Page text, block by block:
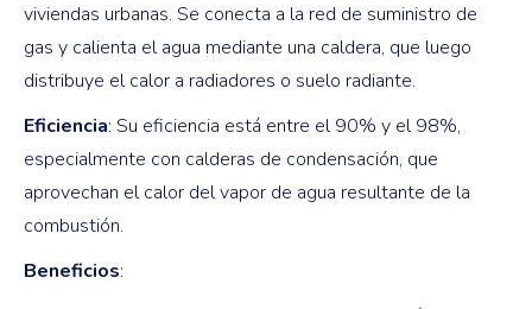
viviendas urbanas. Se conecta a la red de suministro de
gas y calienta el agua mediante una caldera, que luego
distribuye el calor a radiadores o suelo radiante.
Eficiencia: Su eficiencia está entre el 90% y el 98%,
especialmente con calderas de condensación, que
aprovechan el calor del vapor de agua resultante de la
combustión.
Beneficios: